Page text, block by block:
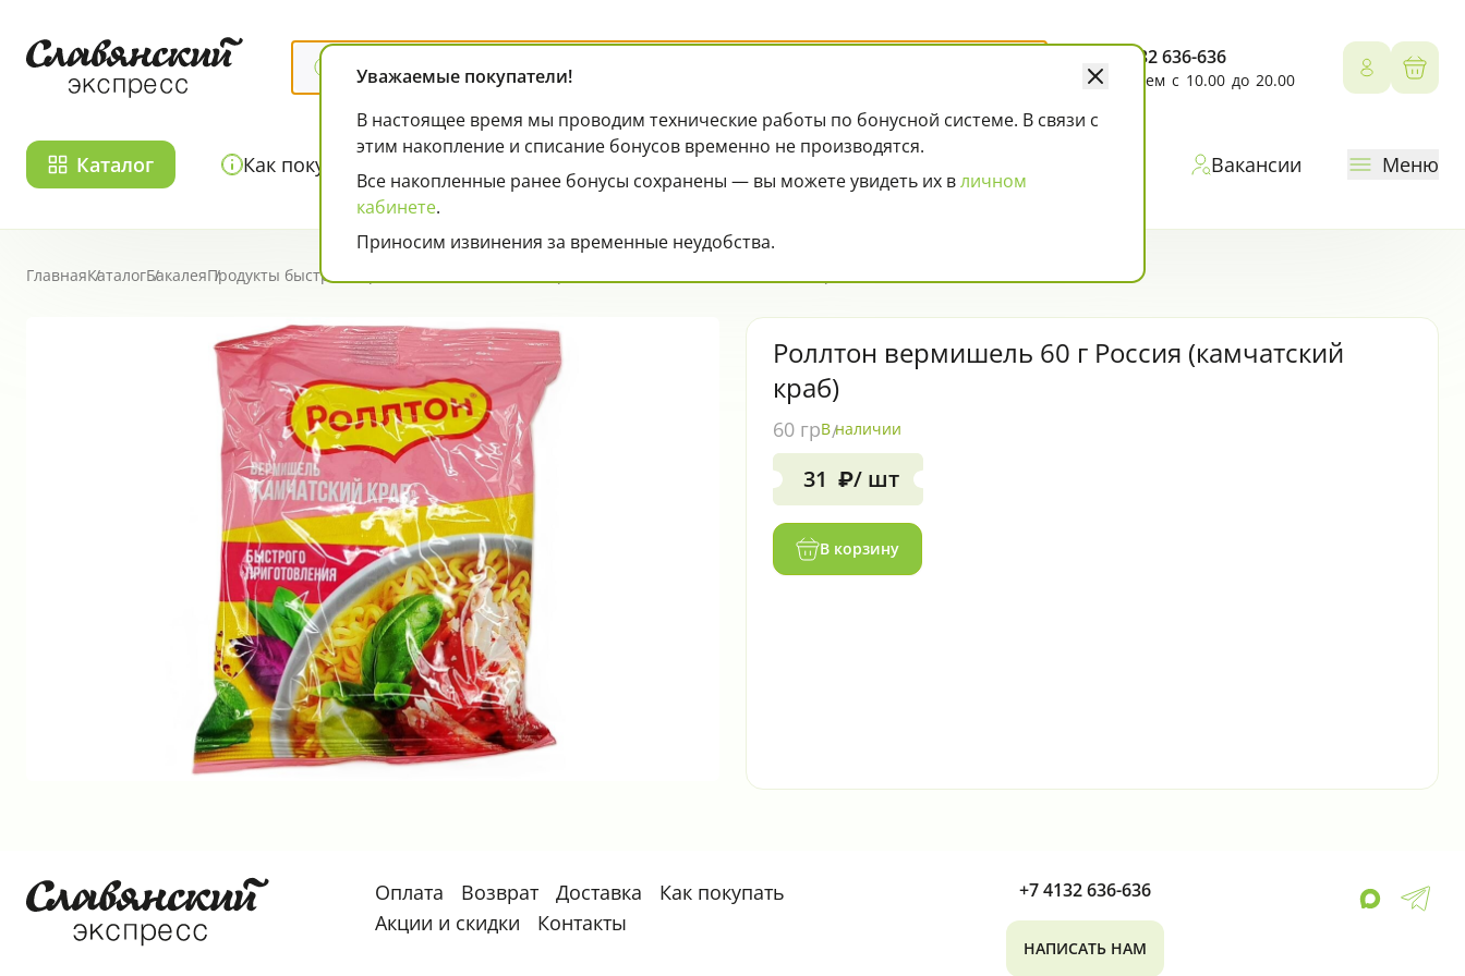
+7 4132 636-636
Работаем с 10.00 до 20.00 Личный
Каталог Как покупать Карта лояльности Оплата Вакансии Меню
Страница товара
ГлавнаяКаталогБакалеяПродукты быстрого приготовления
Роллтон вермишель 60 г Россия (камчатский
краб)
60 грВ наличии
31 ₽/ шт
В корзину
Оплата Возврат Доставка
Как покупать
Акции и скидки
Контакты
+7 4132 636-636
НАПИСАТЬ НАМ
Уважаемые покупатели!
В настоящее время мы проводим технические работы по бонусной системе. В связи с
этим накопление и списание бонусов временно не производятся.
Все накопленные ранее бонусы сохранены — вы можете увидеть их вличном
кабинете.
Приносим извинения за временные неудобства.